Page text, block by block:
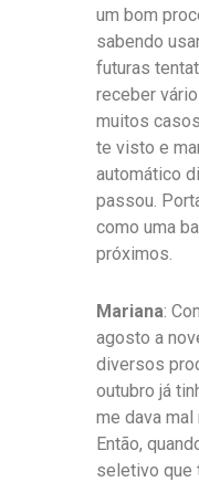
um bom
sabendo
futuras
receber
muitos
te visto e
automático
passou.
como uma
próximos.
Mariana:
agosto a
diversos
outubro já
me dava
Então,
seletivo que